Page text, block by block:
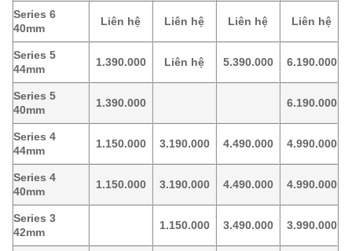
Series 6
40mm
Liên hệ Liên hệ Liên hệ Liên hệ
Series 5
44mm
1.390.000 Liên hệ 5.390.000 6.190.000
Series 5
40mm
1.390.000 6.190.000
Series 4
44mm
1.150.000 3.190.000 4.490.000 4.990.000
Series 4
40mm
1.150.000 3.190.000 4.490.000 4.990.000
Series 3
42mm
1.150.000 3.490.000 3.990.000